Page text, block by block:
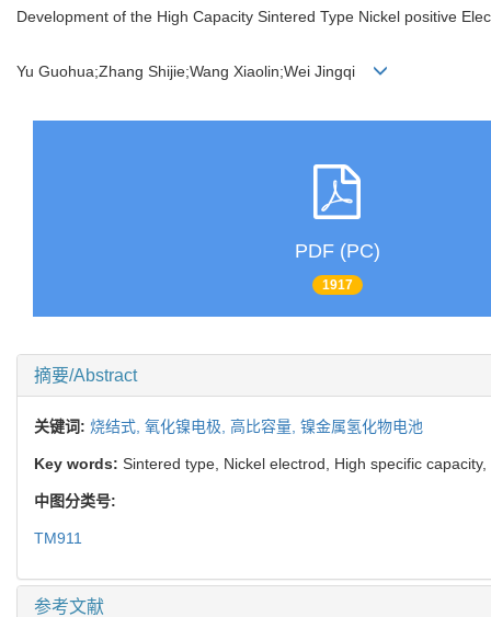
Development of the High Capacity Sintered Type Nickel positive
Yu Guohua;Zhang Shijie;Wang Xiaolin;Wei Jingqi
PDF (PC)
1917
摘要/Abstract
关键词: 烧结式, 氧化镍电极, 高比容量, 镍金属氢化物电池
Key words: Sintered type, Nickel electrod, High specific capacity,
中图分类号:
TM911
参考文献